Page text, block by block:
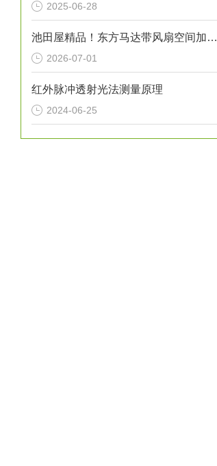
2025-06-28
池田屋精品！东方马达带风扇空间加热器 HMA系列 100W型 参数介绍
2026-07-01
红外脉冲透射光法测量原理
2024-06-25